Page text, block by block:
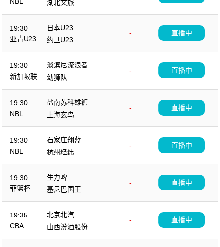
湖北文旅
19:30
亚青U23
日本U23
-
约旦U23
直播中
19:30
新加坡联
淡滨尼流浪者
-
幼狮队
直播中
19:30
NBL
盐南苏科雄狮
-
上海玄鸟
直播中
19:30
NBL
石家庄翔蓝
-
杭州经纬
直播中
19:30
菲篮杯
生力啤
-
基尼巴国王
直播中
19:35
CBA
北京北汽
-
山西汾酒股份
直播中